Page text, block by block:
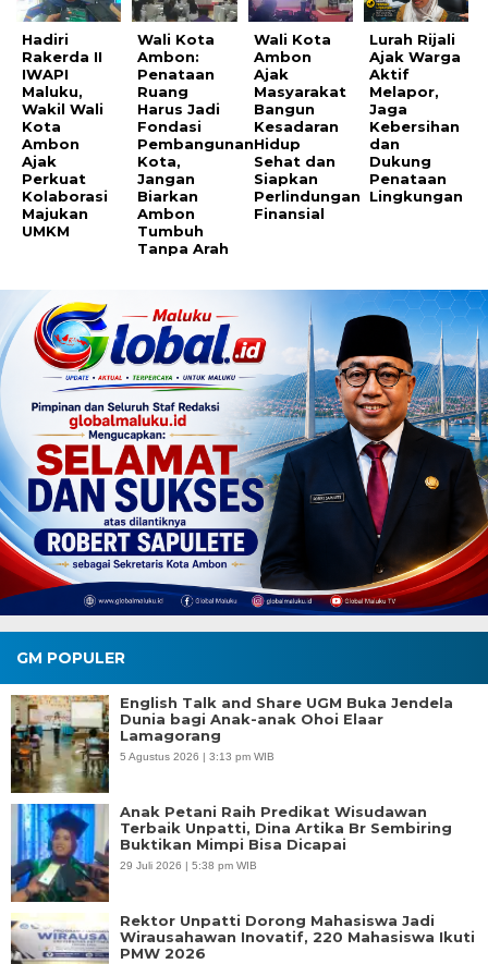
Hadiri
Rakerda II
IWAPI
Maluku,
Wakil Wali
Kota
Ambon
Ajak
Perkuat
Kolaborasi
Majukan
UMKM
Wali Kota
Ambon:
Penataan
Ruang
Harus Jadi
Fondasi
Pembangunan
Kota,
Jangan
Biarkan
Ambon
Tumbuh
Tanpa Arah
Wali Kota
Ambon
Ajak
Masyarakat
Bangun
Kesadaran
Hidup
Sehat dan
Siapkan
Perlindungan
Finansial
Lurah Rijali
Ajak Warga
Aktif
Melapor,
Jaga
Kebersihan
dan
Dukung
Penataan
Lingkungan
GM POPULER
English Talk and Share UGM Buka Jendela
Dunia bagi Anak-anak Ohoi Elaar
Lamagorang
5 Agustus 2026 | 3:13 pm WIB
Anak Petani Raih Predikat Wisudawan
Terbaik Unpatti, Dina Artika Br Sembiring
Buktikan Mimpi Bisa Dicapai
29 Juli 2026 | 5:38 pm WIB
Rektor Unpatti Dorong Mahasiswa Jadi
Wirausahawan Inovatif, 220 Mahasiswa Ikuti
PMW 2026